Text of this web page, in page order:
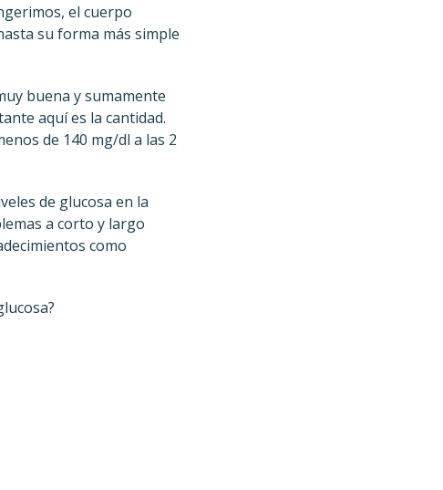
el cuerpo
su forma más simple
buena y sumamente
aquí es la cantidad.
de 140 mg/dl a las 2
de glucosa en la
a corto y largo
como